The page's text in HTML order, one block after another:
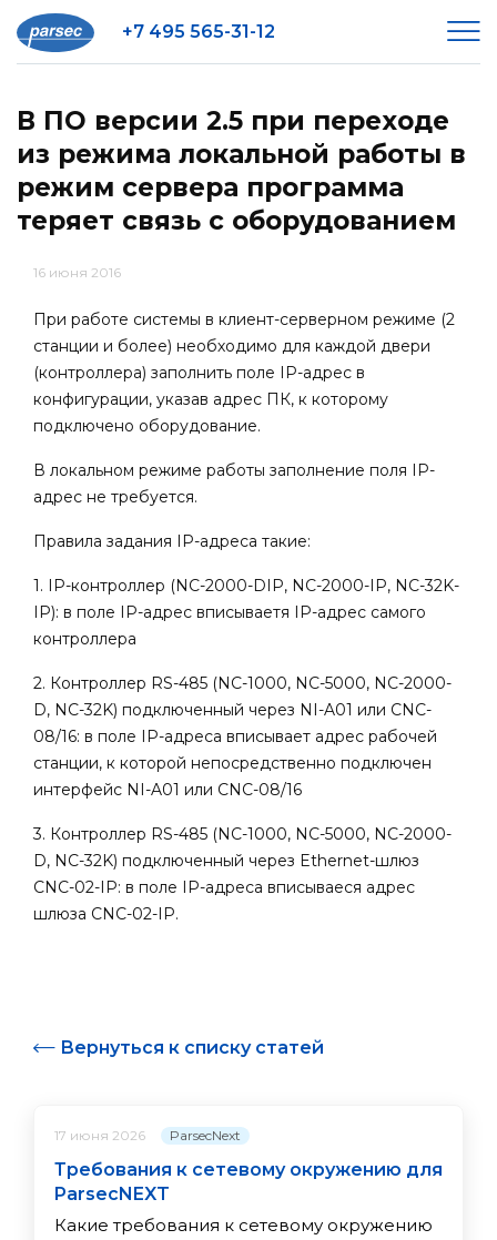
+7 495 565-31-12
В ПО версии 2.5 при переходе
из режима локальной работы в
режим сервера программа
теряет связь с оборудованием
16 июня 2016
При работе системы в клиент-серверном режиме (2
станции и более) необходимо для каждой двери
(контроллера) заполнить поле IP-адрес в
конфигурации, указав адрес ПК, к которому
подключено оборудование.
В локальном режиме работы заполнение поля IP-
адрес не требуется.
Правила задания IP-адреса такие:
1. IP-контроллер (NC-2000-DIP, NC-2000-IP, NC-32K-
IP): в поле IP-адрес вписываетя IP-адрес самого
контроллера
2. Контроллер RS-485 (NC-1000, NC-5000, NC-2000-
D, NC-32K) подключенный через NI-A01 или CNC-
08/16: в поле IP-адреса вписывает адрес рабочей
станции, к которой непосредственно подключен
интерфейс NI-A01 или CNC-08/16
3. Контроллер RS-485 (NC-1000, NC-5000, NC-2000-
D, NC-32K) подключенный через Ethernet-шлюз
CNC-02-IP: в поле IP-адреса вписываеся адрес
шлюза CNC-02-IP.
Вернуться к списку статей
17 июня 2026 ParsecNext
Требования к сетевому окружению для
ParsecNEXT
Какие требования к сетевому окружению